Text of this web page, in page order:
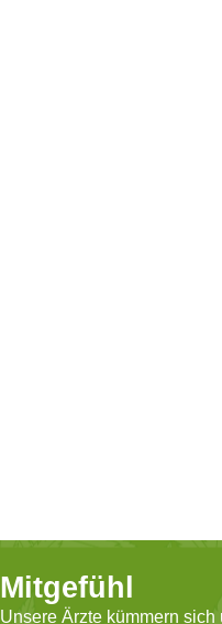
Mitgefühl
Unsere Ärzte kümmern sich